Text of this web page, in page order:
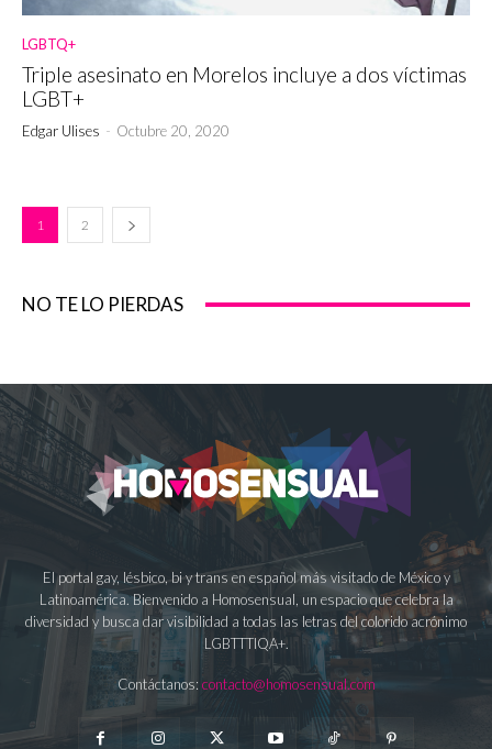
LGBTQ+
Triple asesinato en Morelos incluye a dos víctimas
LGBT+
Edgar Ulises - Octubre 20, 2020
1 2
NO TE LO PIERDAS
El portal gay, lésbico, bi y trans en español más visitado de México y
Latinoamérica. Bienvenido a Homosensual, un espacio que celebra la
diversidad y busca dar visibilidad a todas las letras del colorido acrónimo
LGBTTTIQA+.
Contáctanos: contacto@homosensual.com